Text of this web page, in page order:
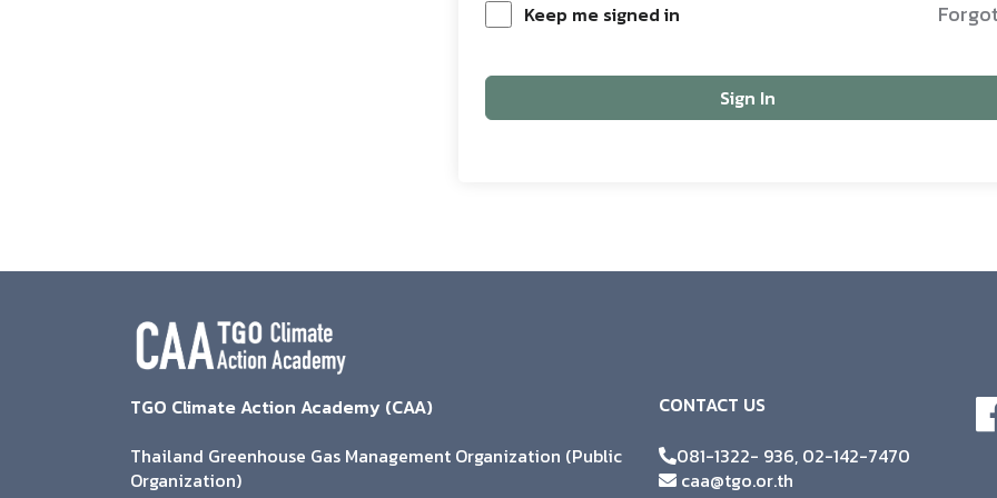
Keep me signed in
Sign In
TGO Climate Action Academy (CAA)
Thailand Greenhouse Gas Management Organization (Public
Organization)
CONTACT US
081-1322- 936, 02-142-7470
caa@tgo.or.th